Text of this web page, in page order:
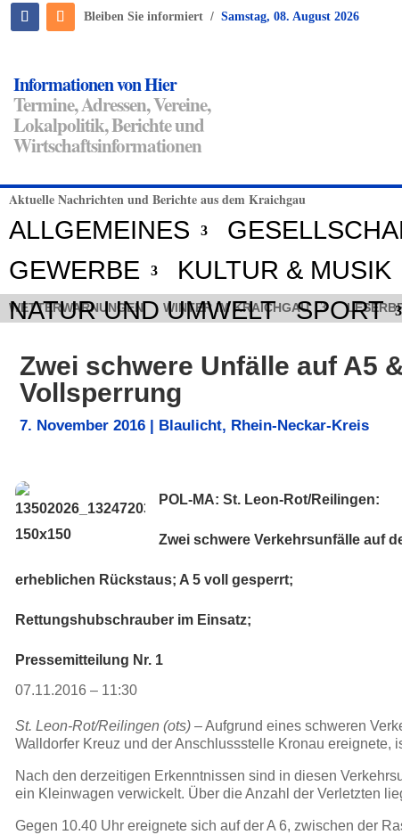
Bleiben Sie informiert / Samstag, 08. August 2026
Informationen von Hier
Termine, Adressen, Vereine,
Lokalpolitik, Berichte und
Wirtschaftsinformationen
Aktuelle Nachrichten und Berichte aus dem Kraichgau
ALLGEMEINES
GEWERBE
KULTUR & MUSIK
NATUR UND UMWELT
SPORT
WETTERWARNUNGEN WINTER IM KRAICHGAU
Zwei schwere Unfälle auf A5
Vollsperrung
7. November 2016 | Blaulicht, Rhein-Neckar-Kreis
POL-MA: St. Leon-Rot/Reilingen:
Zwei schwere Verkehrsunfälle auf
erheblichen Rückstaus; A 5 voll gesperrt;
Rettungshubschrauber im Einsatz;
Pressemitteilung Nr. 1
07.11.2016 – 11:30
St. Leon-Rot/Reilingen (ots) – Aufgrund eines schweren
Walldorfer Kreuz und der Anschlussstelle Kronau ereignete,
Nach den derzeitigen Erkenntnissen sind in diesen
ein Kleinwagen verwickelt. Über die Anzahl der Verletzten
Gegen 10.40 Uhr ereignete sich auf der A 6, zwischen der